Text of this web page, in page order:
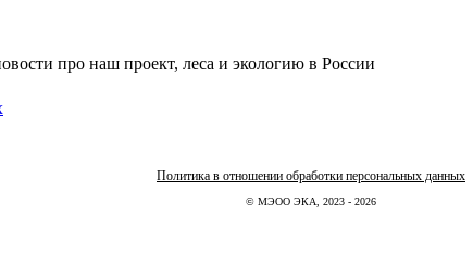
про наш проект, леса и экологию в России
Политика в отношении обработки персональных данных
© МЭОО ЭКА, 2023 - 2026